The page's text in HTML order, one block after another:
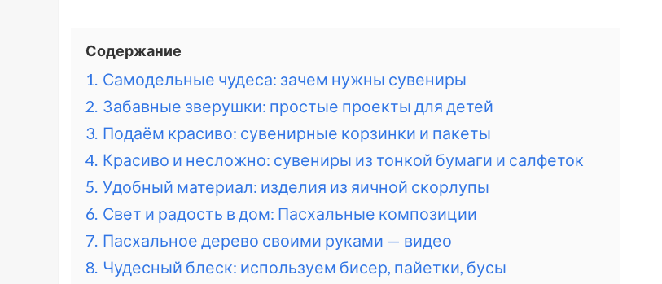
Содержание
1. Самодельные чудеса: зачем нужны сувениры
2. Забавные зверушки: простые проекты для детей
3. Подаём красиво: сувенирные корзинки и пакеты
4. Красиво и несложно: сувениры из тонкой бумаги и салфеток
5. Удобный материал: изделия из яичной скорлупы
6. Свет и радость в дом: Пасхальные композиции
7. Пасхальное дерево своими руками — видео
8. Чудесный блеск: используем бисер, пайетки, бусы